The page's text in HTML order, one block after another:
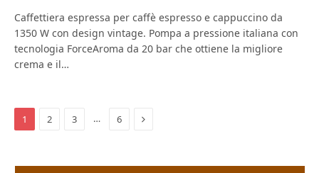
Caffettiera espressa per caffè espresso e cappuccino da
1350 W con design vintage. Pompa a pressione italiana con
tecnologia ForceAroma da 20 bar che ottiene la migliore
crema e il…
1 2 3 … 6 Next